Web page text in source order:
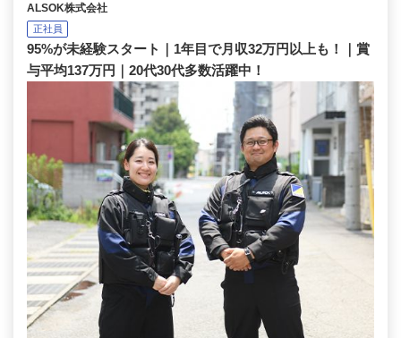
ALSOK株式会社
正社員
95%が未経験スタート｜1年目で月収32万円以上も！｜賞
与平均137万円｜20代30代多数活躍中！